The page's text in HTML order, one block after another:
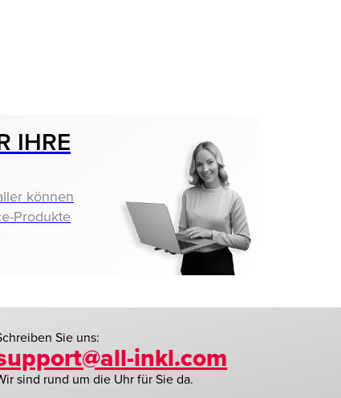
IHRE
können
Produkte
Sie uns:
inkl.com
sind rund um die Uhr für Sie da.